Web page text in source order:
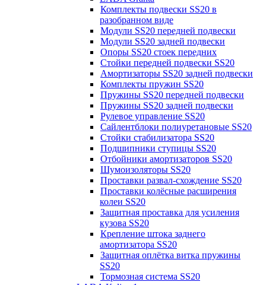
Комплекты подвески SS20 в
разобранном виде
Модули SS20 передней подвески
Модули SS20 задней подвески
Опоры SS20 стоек передних
Стойки передней подвески SS20
Амортизаторы SS20 задней подвески
Комплекты пружин SS20
Пружины SS20 передней подвески
Пружины SS20 задней подвески
Рулевое управление SS20
Сайлентблоки полиуретановые SS20
Стойки стабилизатора SS20
Подшипники ступицы SS20
Отбойники амортизаторов SS20
Шумоизоляторы SS20
Проставки развал-схождение SS20
Проставки колёсные расширения
колеи SS20
Защитная проставка для усиления
кузова SS20
Крепление штока заднего
амортизатора SS20
Защитная оплётка витка пружины
SS20
Тормозная система SS20